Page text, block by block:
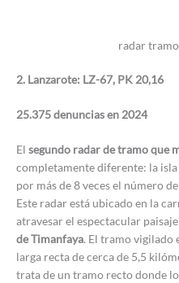
radar
2. Lanzarote: LZ-67, PK 20,16
25.375 denuncias en 2024
El segundo radar de tramo que
completamente diferente: la
por más de 8 veces el número
Este radar está ubicado en la
atravesar el espectacular
de Timanfaya. El tramo vigilado
larga recta de cerca de 5,5
trata de un tramo recto donde